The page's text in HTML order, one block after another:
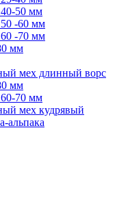
50 мм
-60 мм
-70 мм
мм
мех длинный ворс
мм
70 мм
мех кудрявый
альпака